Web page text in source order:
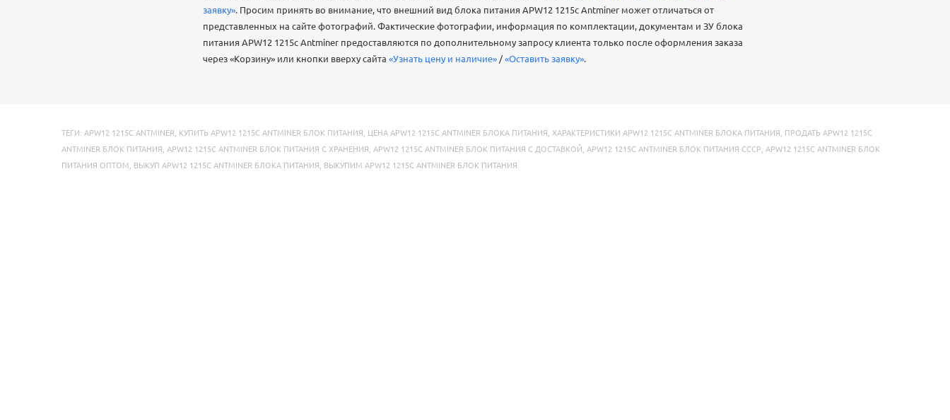
заявку». Просим принять во внимание, что внешний вид блока питания APW12 1215c Antminer может отличаться от
представленных на сайте фотографий. Фактические фотографии, информация по комплектации, документам и ЗУ блока
питания APW12 1215c Antminer предоставляются по дополнительному запросу клиента только после оформления заказа
через «Корзину» или кнопки вверху сайта «Узнать цену и наличие» /«Оставить заявку».
ТЕГИ: APW12 1215C ANTMINER КУПИТЬ APW12 1215C ANTMINER БЛОК ПИТАНИЯ ЦЕНА APW12 1215C ANTMINER БЛОКА ПИТАНИЯ ХАРАКТЕРИСТИКИ APW12 1215C ANTMINER БЛОКА ПИТАНИЯ ПРОДАТЬ APW12 1215C
ANTMINER БЛОК ПИТАНИЯ APW12 1215C ANTMINER БЛОК ПИТАНИЯ С ХРАНЕНИЯ APW12 1215C ANTMINER БЛОК ПИТАНИЯ С ДОСТАВКОЙ APW12 1215C ANTMINER БЛОК ПИТАНИЯ СССР APW12 1215C ANTMINER БЛОК
ПИТАНИЯ ОПТОМ ВЫКУП APW12 1215C ANTMINER БЛОКА ПИТАНИЯ ВЫКУПИМ APW12 1215C ANTMINER БЛОК ПИТАНИЯ